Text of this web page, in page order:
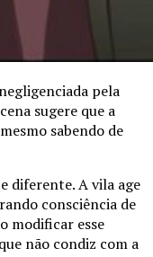
pela
sugere que a
sabendo de
diferente. A vila age
consciência de
modificar esse
não condiz com a